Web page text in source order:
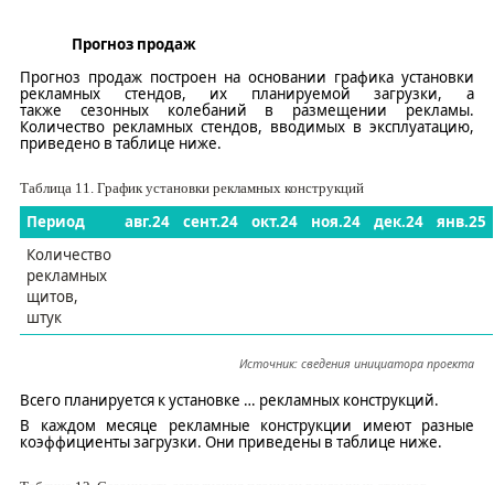
Прогноз продаж
Прогноз продаж построен на основании графика установки
рекламных стендов, их планируемой загрузки, а
также
сезонных колебаний в размещении рекламы.
Количество рекламных стендов, вводимых в эксплуатацию,
приведено в таблице ниже.
Таблица 11 . График установки рекламных конструкций
Период авг.24 сент.24 окт.24 ноя.24 дек.24 янв.25
Количество
рекламных
щитов,
штук
Источник: сведения инициатора проекта
Всего планируется к установке … рекламных конструкций.
В каждом месяце рекламные конструкции имеют разные
коэффициентызагрузки. Они приведены в таблице ниже.